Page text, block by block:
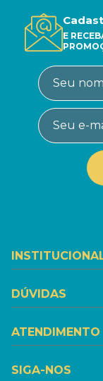
E
DÚVIDAS
ATENDIMENTO
SIGA-NOS